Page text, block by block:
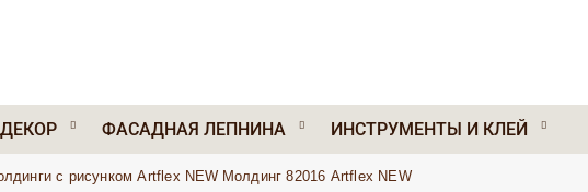
ФАСАДНАЯ ЛЕПНИНА ИНСТРУМЕНТЫ И КЛЕЙ
с рисунком Artflex NEW Молдинг 82016 Artflex NEW